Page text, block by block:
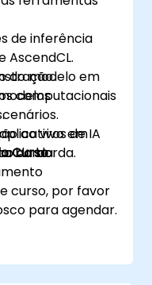
de inferência
AscendCL.
do modelo em
computacionais
de IA
borda.
ao vivo em
da borda.
Curso
curso, por favor
para agendar.